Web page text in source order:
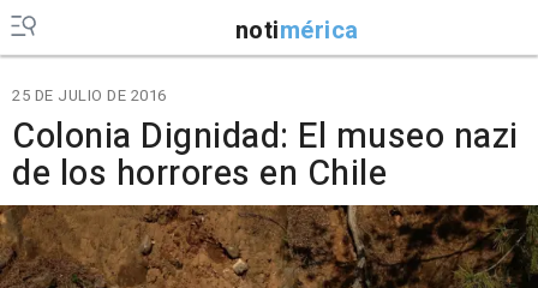
notimérica
25 DE JULIO DE 2016
Colonia Dignidad: El museo nazi
de los horrores en Chile